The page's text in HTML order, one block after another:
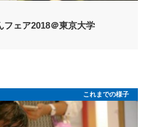
フェア2018＠東京大学
これまでの様子